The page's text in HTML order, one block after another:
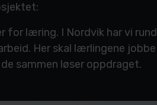
for læring. I Nordvik har vi
Her skal lærlingene
sammen løser oppdraget.